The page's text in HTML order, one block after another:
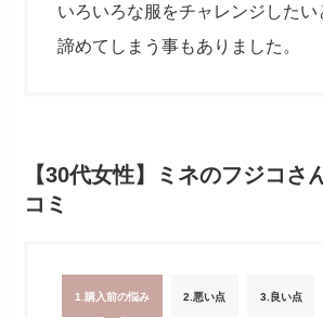
いろいろな服をチャレンジしたい
諦めてしまう事もありました。
【30代女性】ミネのフジコさ
コミ
1.購入前の悩み 2.悪い点 3.良い点